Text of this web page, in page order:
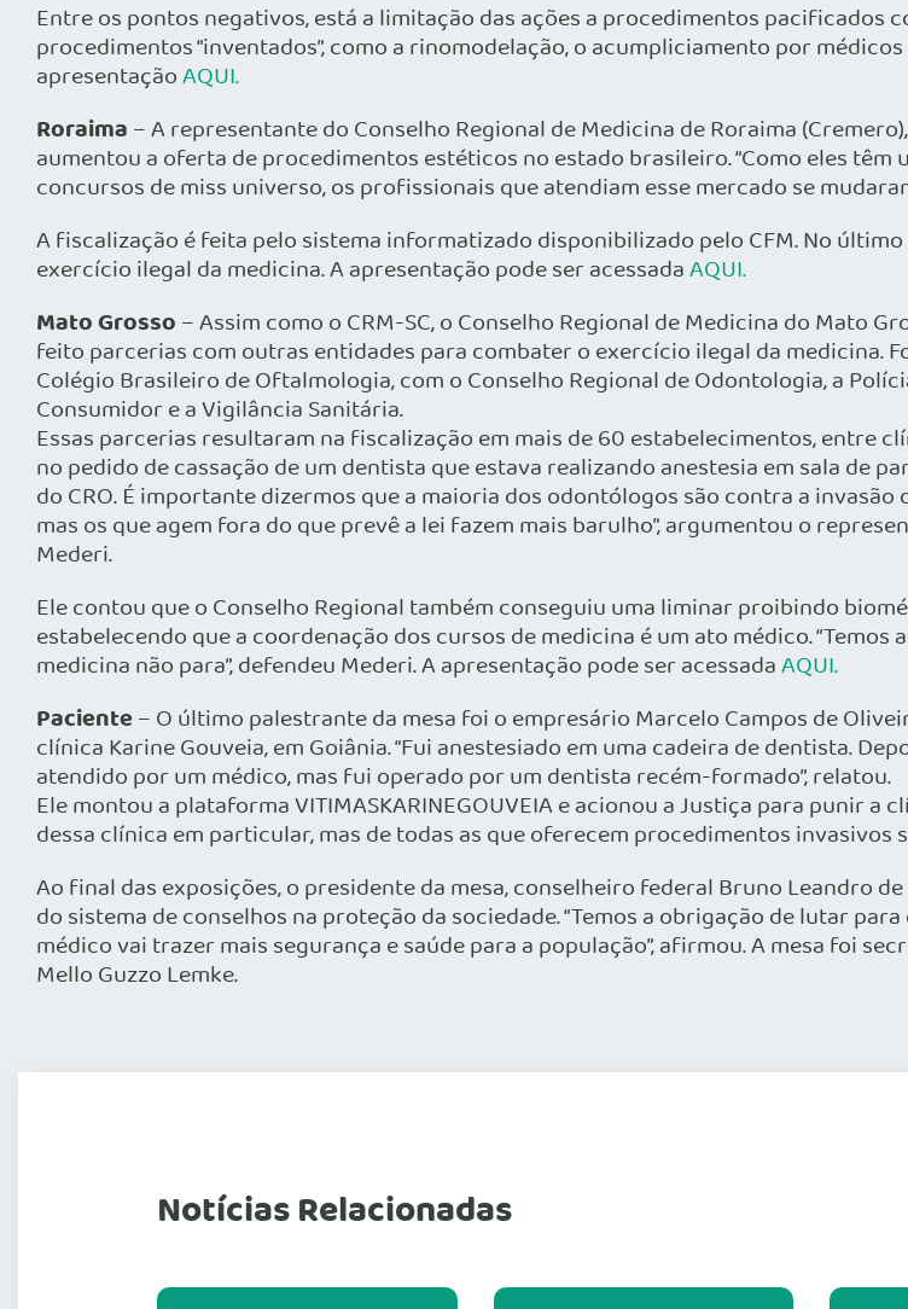
Entre os pontos negativos, está a limitação das ações a procedimentos pacificados
procedimentos “inventados”, como a rinomodelação, o acumpliciamento por
apresentaçãoAQUI.
Roraima – A representante do Conselho Regional de Medicina de Roraima
aumentou a oferta de procedimentos estéticos no estado brasileiro. “Como eles
concursos de miss universo, os profissionais que atendiam esse mercado se
A fiscalização é feita pelo sistema informatizado disponibilizado pelo CFM. No
exercício ilegal da medicina. A apresentação pode ser acessadaAQUI.
Mato Grosso – Assim como o CRM-SC, o Conselho Regional de Medicina do Mato
feito parcerias com outras entidades para combater o exercício ilegal da medicina.
Colégio Brasileiro de Oftalmologia, com o Conselho Regional de Odontologia, a
Consumidor e a Vigilância Sanitária.
Essas parcerias resultaram na fiscalização em mais de 60 estabelecimentos, entre
no pedido de cassação de um dentista que estava realizando anestesia em sala de
do CRO. É importante dizermos que a maioria dos odontólogos são contra a invasão
mas os que agem fora do que prevê a lei fazem mais barulho”, argumentou o
Mederi.
Ele contou que o Conselho Regional também conseguiu uma liminar proibindo
estabelecendo que a coordenação dos cursos de medicina é um ato médico.
medicina não para”, defendeu Mederi. A apresentação pode ser acessadaAQUI.
Paciente– O último palestrante da mesa foi o empresário Marcelo Campos de
clínica Karine Gouveia, em Goiânia. “Fui anestesiado em uma cadeira de dentista.
atendido por um médico, mas fui operado por um dentista recém-formado”, relatou.
Ele montou a plataforma VITIMASKARINEGOUVEIA e acionou a Justiça para punir a
dessa clínica em particular, mas de todas as que oferecem procedimentos invasivos
Ao final das exposições, o presidente da mesa, conselheiro federal Bruno Leandro
do sistema de conselhos na proteção da sociedade. “Temos a obrigação de lutar
médico vai trazer mais segurança e saúde para a população”, afirmou. A mesa foi
Mello Guzzo Lemke.
Notícias Relacionadas